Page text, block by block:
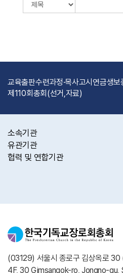
교육출판수련과정·목사고시 연금생보
제110회총회(선거,자료)
소속기관
유관기관
협력 및 연합기관
(03129) 서울시 종로구 김상옥로 30
4F, 30 Gimsangok-ro, Jongno-